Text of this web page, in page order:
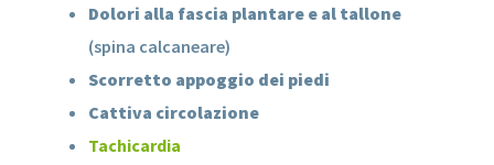
Dolori alla fascia plantare e al tallone
(spina calcaneare)
Scorretto appoggio dei piedi
Cattiva circolazione
Tachicardia